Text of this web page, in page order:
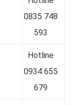
0835 748
593
Hotline
0934 655
679